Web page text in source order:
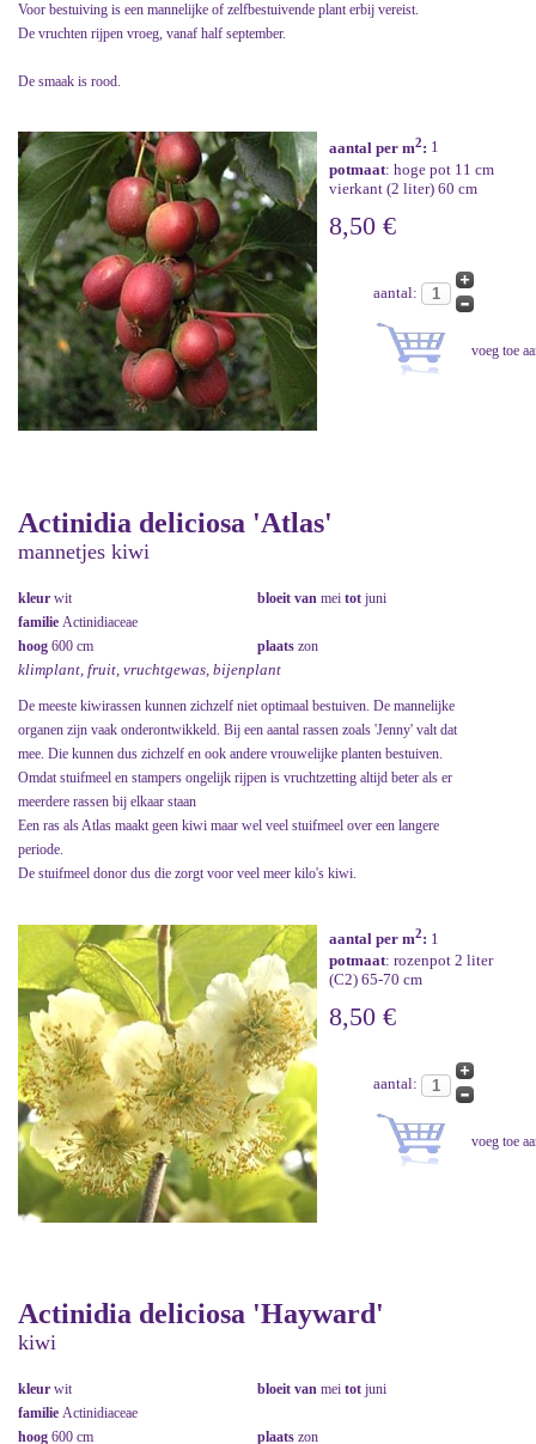
Voor bestuiving is een mannelijke of zelfbestuivende plant erbij vereist.
De vruchten rijpen vroeg, vanaf half september.
De smaak is rood.
aantal per m2: 1
potmaat: hoge pot 11 cm
vierkant (2 liter) 60 cm
8,50 €
aantal:
Actinidia deliciosa 'Atlas'
mannetjes kiwi
kleur wit bloeit van mei tot juni
familie Actinidiaceae
hoog 600 cm plaats zon
klimplant, fruit, vruchtgewas, bijenplant
De meeste kiwirassen kunnen zichzelf niet optimaal bestuiven. De mannelijke
organen zijn vaak onderontwikkeld. Bij een aantal rassen zoals 'Jenny' valt dat
mee. Die kunnen dus zichzelf en ook andere vrouwelijke planten bestuiven.
Omdat stuifmeel en stampers ongelijk rijpen is vruchtzetting altijd beter als er
meerdere rassen bij elkaar staan
Een ras als Atlas maakt geen kiwi maar wel veel stuifmeel over een langere
periode.
De stuifmeel donor dus die zorgt voor veel meer kilo's kiwi.
aantal per m2: 1
potmaat: rozenpot 2 liter
(C2) 65-70 cm
8,50 €
aantal:
Actinidia deliciosa 'Hayward'
kiwi
kleur wit bloeit van mei tot juni
familie Actinidiaceae
hoog 600 cm plaats zon